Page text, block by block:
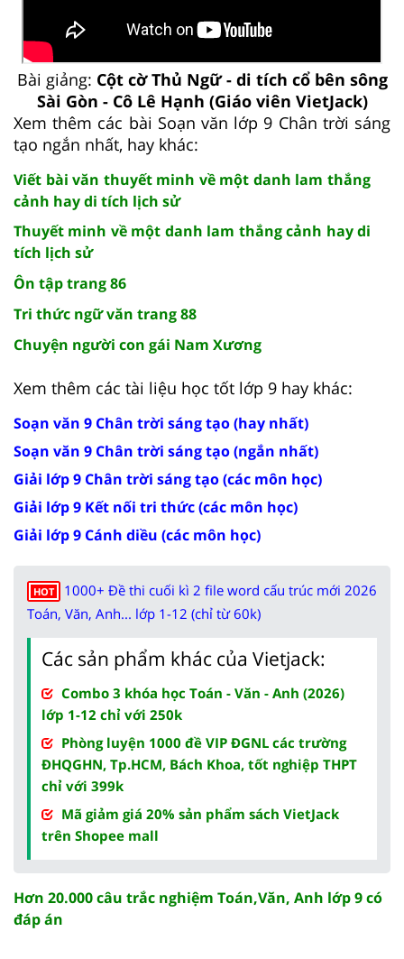
Bài giảng: Cột cờ Thủ Ngữ - di tích cổ bên sông
Sài Gòn - Cô Lê Hạnh (Giáo viên VietJack)
Xem thêm các bài Soạn văn lớp 9 Chân trời sáng
tạo ngắn nhất, hay khác:
Viết bài văn thuyết minh về một danh lam thắng
cảnh hay di tích lịch sử
Thuyết minh về một danh lam thắng cảnh hay di
tích lịch sử
Ôn tập trang 86
Tri thức ngữ văn trang 88
Chuyện người con gái Nam Xương
Xem thêm các tài liệu học tốt lớp 9 hay khác:
Soạn văn 9 Chân trời sáng tạo (hay nhất)
Soạn văn 9 Chân trời sáng tạo (ngắn nhất)
Giải lớp 9 Chân trời sáng tạo (các môn học)
Giải lớp 9 Kết nối tri thức (các môn học)
Giải lớp 9 Cánh diều (các môn học)
HOT
1000+ Đề thi cuối kì 2 file word cấu trúc mới 2026
Toán, Văn, Anh... lớp 1-12 (chỉ từ 60k)
Các sản phẩm khác của Vietjack:
Combo 3 khóa học Toán - Văn - Anh (2026)
lớp 1-12 chỉ với 250k
Phòng luyện 1000 đề VIP ĐGNL các trường
ĐHQGHN, Tp.HCM, Bách Khoa, tốt nghiệp THPT
chỉ với 399k
Mã giảm giá 20% sản phẩm sách VietJack
trên Shopee mall
Hơn 20.000 câu trắc nghiệm Toán,Văn, Anh lớp 9 có
đáp án